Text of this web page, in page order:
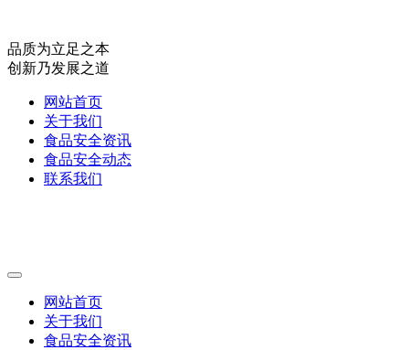
品质为立足之本
创新乃发展之道
网站首页
关于我们
食品安全资讯
食品安全动态
联系我们
网站首页
关于我们
食品安全资讯